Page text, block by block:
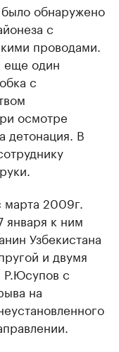
обнаружено
с
проводами.
еще один
с
осмотре
детонация. В
марта 2009г.
января к ним
Узбекистана
и двумя
Р.Юсупов с
на